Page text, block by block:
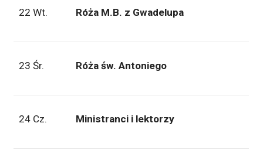
22 Wt. Róża M.B. z Gwadelupa
23 Śr. Róża św. Antoniego
24 Cz. Ministranci i lektorzy